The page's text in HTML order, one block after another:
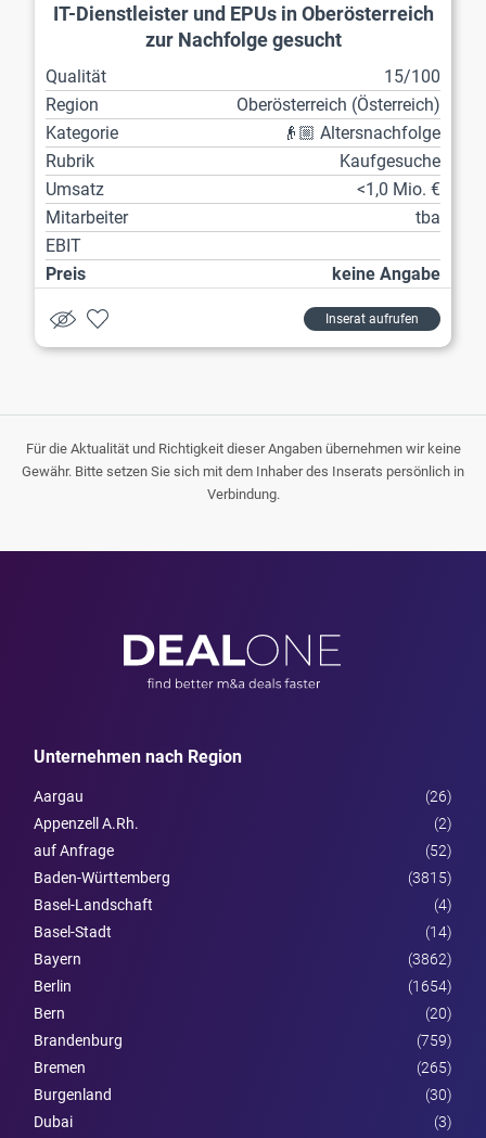
IT-Dienstleister und EPUs in Oberösterreich
zur Nachfolge gesucht
Qualität
15/100
Region
Ober­österreich (Österreich)
Kategorie
👴🏼 Altersnachfolge
Rubrik
Kaufgesuche
Umsatz
<1,0 Mio. €
Mitarbeiter
tba
EBIT
Preis
keine Angabe
Inserat aufrufen
Für die Aktualität und Richtigkeit dieser Angaben übernehmen wir keine
Gewähr. Bitte setzen Sie sich mit dem Inhaber des Inserats persönlich in
Verbindung.
Unternehmen nach Region
Aargau
(26)
Appenzell A.Rh.
(2)
auf Anfrage
(52)
Baden-Württemberg
(3815)
Basel-Landschaft
(4)
Basel-Stadt
(14)
Bayern
(3862)
Berlin
(1654)
Bern
(20)
Brandenburg
(759)
Bremen
(265)
Burgen­land
(30)
Dubai
(3)